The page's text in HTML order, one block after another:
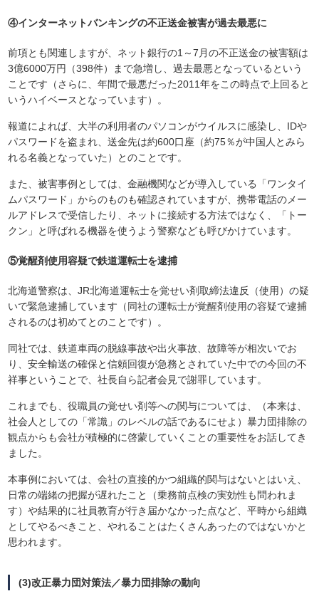
④インターネットバンキングの不正送金被害が過去最悪に
前項とも関連しますが、ネット銀行の1～7月の不正送金の被害額は
3億6000万円（398件）まで急増し、過去最悪となっているという
ことです（さらに、年間で最悪だった2011年をこの時点で上回ると
いうハイベースとなっています）。
報道によれば、大半の利用者のパソコンがウイルスに感染し、IDや
パスワードを盗まれ、送金先は約600口座（約75％が中国人とみら
れる名義となっていた）とのことです。
また、被害事例としては、金融機関などが導入している「ワンタイ
ムパスワード」からのものも確認されていますが、携帯電話のメー
ルアドレスで受信したり、ネットに接続する方法ではなく、「トー
クン」と呼ばれる機器を使うよう警察なども呼びかけています。
⑤覚醒剤使用容疑で鉄道運転士を逮捕
北海道警察は、JR北海道運転士を覚せい剤取締法違反（使用）の疑
いで緊急逮捕しています（同社の運転士が覚醒剤使用の容疑で逮捕
されるのは初めてとのことです）。
同社では、鉄道車両の脱線事故や出火事故、故障等が相次いでお
り、安全輸送の確保と信頼回復が急務とされていた中での今回の不
祥事ということで、社長自ら記者会見で謝罪しています。
これまでも、役職員の覚せい剤等への関与については、（本来は、
社会人としての「常識」のレベルの話であるにせよ）暴力団排除の
観点からも会社が積極的に啓蒙していくことの重要性をお話してき
ました。
本事例においては、会社の直接的かつ組織的関与はないとはいえ、
日常の端緒の把握が遅れたこと（乗務前点検の実効性も問われま
す）や結果的に社員教育が行き届かなかった点など、平時から組織
としてやるべきこと、やれることはたくさんあったのではないかと
思われます。
(3)改正暴力団対策法／暴力団排除の動向